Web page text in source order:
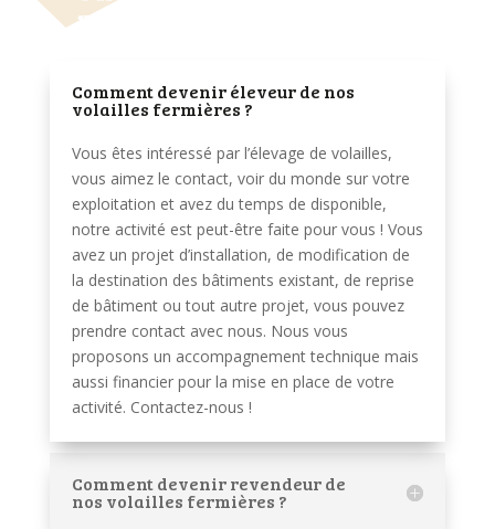
Comment devenir éleveur de nos
volailles fermières ?
Vous êtes intéressé par l’élevage de volailles,
vous aimez le contact, voir du monde sur votre
exploitation et avez du temps de disponible,
notre activité est peut-être faite pour vous ! Vous
avez un projet d’installation, de modification de
la destination des bâtiments existant, de reprise
de bâtiment ou tout autre projet, vous pouvez
prendre contact avec nous. Nous vous
proposons un accompagnement technique mais
aussi financier pour la mise en place de votre
activité. Contactez-nous !
Comment devenir revendeur de
nos volailles fermières ?